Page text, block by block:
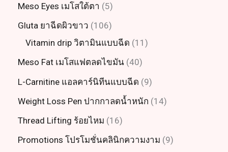
Meso Eyes เมโสใต้ตา
5
Gluta ยาฉีดผิวขาว 106
Vitamin drip วิตามินแบบฉีด 11
Meso Fat เมโสแฟตลดไขมัน 40
L-Carnitine แอลคาร์นิทีนแบบฉีด 9
Weight Loss Pen ปากกาลดน้ำหนัก 14
Thread Lifting ร้อยไหม 16
Promotions โปรโมชั่นคลินิกความงาม 9